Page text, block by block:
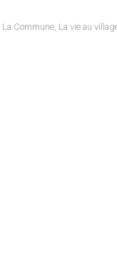
La Commune, La vie au